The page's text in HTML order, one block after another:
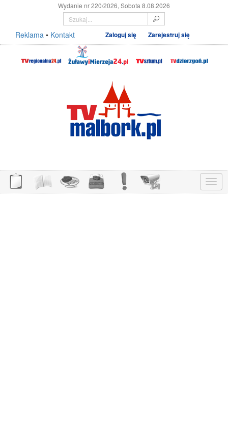
Wydanie nr 220/2026, Sobota 8.08.2026
Reklama • Kontakt Zaloguj się Zarejestruj się
Menu